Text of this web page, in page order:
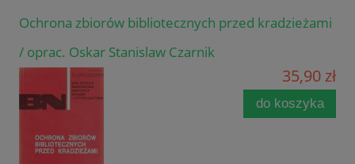
Ochrona zbiorów bibliotecznych przed kradzieżami
/ oprac. Oskar Stanislaw Czarnik
35,90 zł
do koszyka